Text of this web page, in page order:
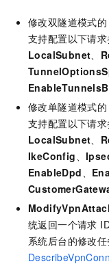
修改双隧道模式
支持配置以下请
LocalSubnet、
修改单隧道模式
支持配置以下请
LocalSubnet、
IkeConfig、
EnableDpd、
统返回一个请求
系统后台的修改